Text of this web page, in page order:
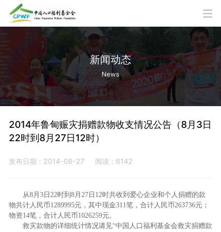
新闻动态
News
2014年鲁甸赈灾捐赠款物收支情况公告（8月3日
22时到8月27日12时）
发布日期：2014-08-27 阅读：6142
从8月3日22时到8月27日12时共收到爱心企业和个人捐赠的款
物共计人民币1289995元，其中现金311笔，合计人民币263736元；
物资14笔，合计人民币1026259元。
救灾款物的详细统计情况请见“中国人口福利基金会救灾捐赠款